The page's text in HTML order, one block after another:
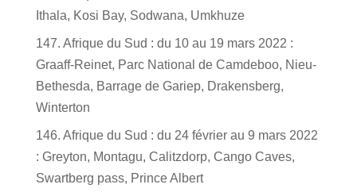
Ithala, Kosi Bay, Sodwana, Umkhuze
147. Afrique du Sud : du 10 au 19 mars 2022 :
Graaff-Reinet, Parc National de Camdeboo, Nieu-
Bethesda, Barrage de Gariep, Drakensberg,
Winterton
146. Afrique du Sud : du 24 février au 9 mars 2022
: Greyton, Montagu, Calitzdorp, Cango Caves,
Swartberg pass, Prince Albert